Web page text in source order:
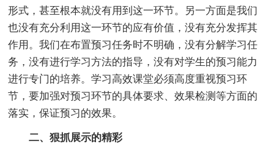
形式，甚至根本就没有用到这一环节。另一方面是我们
也没有充分利用这一环节的应有价值，没有充分发挥其
作用。我们在布置预习任务时不明确，没有分解学习任
务，没有进行学习方法的指导，没有对学生的预习能力
进行专门的培养。学习高效课堂必须高度重视预习环
节，要加强对预习环节的具体要求、效果检测等方面的
落实，保证预习的效果。
二、狠抓展示的精彩